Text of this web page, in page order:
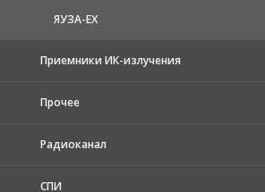
ЯУЗА-ЕХ
Приемники ИК-излучения
Прочее
Радиоканал
СПИ